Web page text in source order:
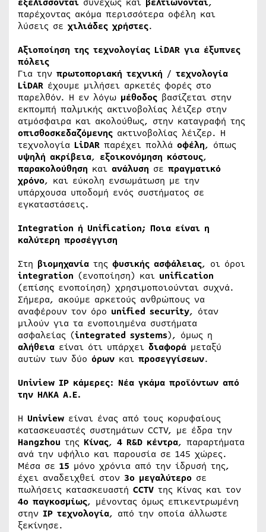
παρέχοντας ακόμα περισσότερα οφέλη και
λύσεις σε χιλιάδες χρήστες.
Αξιοποίηση της τεχνολογίας LiDAR για έξυπνες
πόλεις
Για την πρωτοποριακή τεχνική / τεχνολογία
LiDAR έχουμε μιλήσει αρκετές φορές στο
παρελθόν. Η εν λόγω μέθοδος βασίζεται στην
εκπομπή παλμικής ακτινοβολίας λέιζερ στην
ατμόσφαιρα και ακολούθως, στην καταγραφή της
οπισθοσκεδαζόμενης ακτινοβολίας λέιζερ. Η
τεχνολογία LiDAR παρέχει πολλά οφέλη, όπως
υψηλή ακρίβεια, εξοικονόμηση κόστους,
παρακολούθηση και ανάλυση σε πραγματικό
χρόνο, και εύκολη ενσωμάτωση με την
υπάρχουσα υποδομή ενός συστήματος σε
εγκαταστάσεις.
Integration ή Unification; Ποια είναι η
καλύτερη προσέγγιση
Στη βιομηχανία της φυσικής ασφάλειας, οι όροι
integration (ενοποίηση) και unification
(επίσης ενοποίηση) χρησιμοποιούνται συχνά.
Σήμερα, ακούμε αρκετούς ανθρώπους να
αναφέρουν τον όρο unified security, όταν
μιλούν για τα ενοποιημένα συστήματα
ασφαλείας (integrated systems), όμως η
αλήθεια είναι ότι υπάρχει διαφορά μεταξύ
αυτών των δύο όρων και προσεγγίσεων.
Uniview IP κάμερες: Νέα γκάμα προϊόντων από
την ΗΛΚΑ Α.Ε.
H Uniview είναι ένας από τους κορυφαίους
κατασκευαστές συστημάτων CCTV, με έδρα την
Hangzhou της Κίνας, 4 R&D κέντρα, παραρτήματα
ανά την υφήλιο και παρουσία σε 145 χώρες.
Μέσα σε 15 μόνο χρόνια από την ίδρυσή της,
έχει αναδειχθεί στον 3ο μεγαλύτερο σε
πωλήσεις κατασκευαστή CCTV της Κίνας και τον
4ο παγκοσμίως, μένοντας όμως επικεντρωμένη
στην IP τεχνολογία, από την οποία άλλωστε
ξεκίνησε.